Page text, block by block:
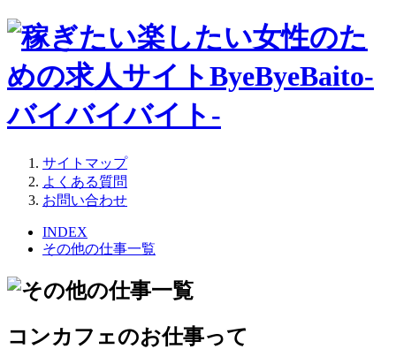
サイトマップ
よくある質問
お問い合わせ
INDEX
その他の仕事一覧
コンカフェのお仕事って